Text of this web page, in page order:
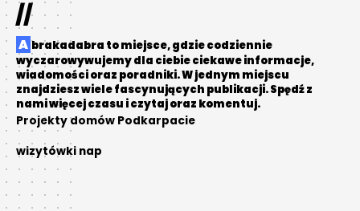
//
Abrakadabra to miejsce, gdzie codziennie
wyczarowywujemy dla ciebie ciekawe informacje,
wiadomości oraz poradniki. W jednym miejscu
znajdziesz wiele fascynujących publikacji. Spędź z
nami więcej czasu i czytaj oraz komentuj.
Projekty domów Podkarpacie
wizytówki nap